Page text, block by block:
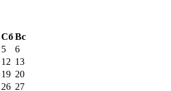
СбВс
5
6
12 13
19 20
26 27